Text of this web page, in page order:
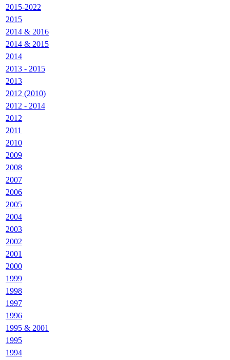
2015-2022
2015
2014 & 2016
2014 & 2015
2014
2013 - 2015
2013
2012 (2010)
2012 - 2014
2012
2011
2010
2009
2008
2007
2006
2005
2004
2003
2002
2001
2000
1999
1998
1997
1996
1995 & 2001
1995
1994